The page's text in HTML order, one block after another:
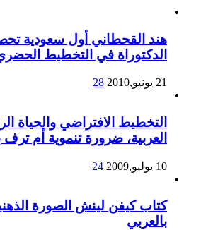
هند القحطاني أول سعودية
الدكتوراة في التخطيط
21 يونيو,2010 28
التخطيط الافتراضي والحياة
العربية، ضرورة تنموية أم
10 يوليو,2009 24
كتاب كيفن لينش الصورة
بالعربي